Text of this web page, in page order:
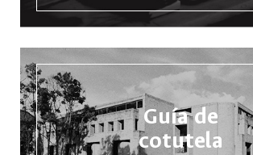
Guía de
cotutela